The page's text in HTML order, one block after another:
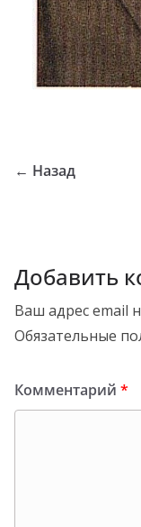
← Назад
Добавить
Ваш адрес email
Обязательные
Комментарий *